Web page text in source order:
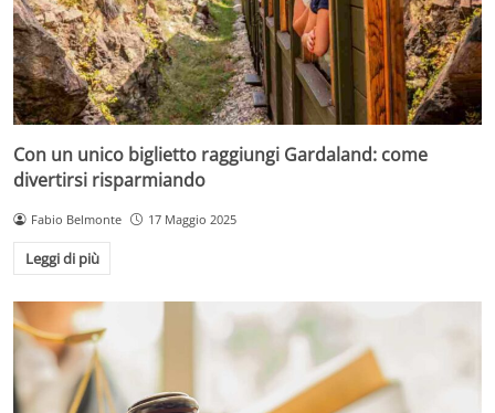
Con un unico biglietto raggiungi Gardaland: come
divertirsi risparmiando
Fabio Belmonte 17 Maggio 2025
Leggi di più